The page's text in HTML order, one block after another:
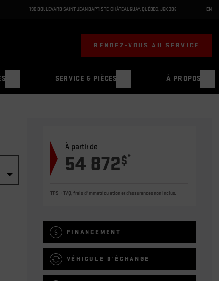
190 BOULEVARD SAINT JEAN BAPTISTE, CHÂTEAUGUAY, QUÉBEC,J6K 3B6 EN
RENDEZ-VOUS AU SERVICE
SERVICE & PIÈCES À PROPOS
À partir de
54 872$*
TPS + TVQ, frais d'immatriculation et d'assurances non inclus.
FINANCEMENT
VÉHICULE D'ÉCHANGE